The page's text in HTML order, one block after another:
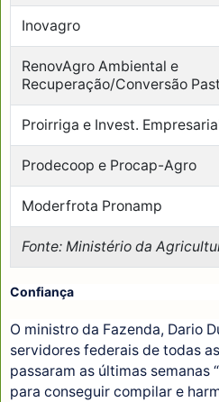
Inovagro
RenovAgro Ambiental e
Recuperação/Conversão
Proirriga e Invest.
Prodecoop e Procap-Agro
Moderfrota Pronamp
Fonte: Ministério da
Confiança
O ministro da Fazenda, Dario
servidores federais de todas
passaram as últimas semanas
para conseguir compilar e